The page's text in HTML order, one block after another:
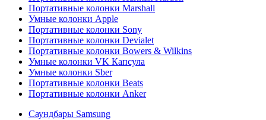
Портативные колонки Marshall
Умные колонки Apple
Портативные колонки Sony
Портативные колонки Devialet
Портативные колонки Bowers & Wilkins
Умные колонки VK Капсула
Умные колонки Sber
Портативные колонки Beats
Портативные колонки Anker
Саундбары Samsung